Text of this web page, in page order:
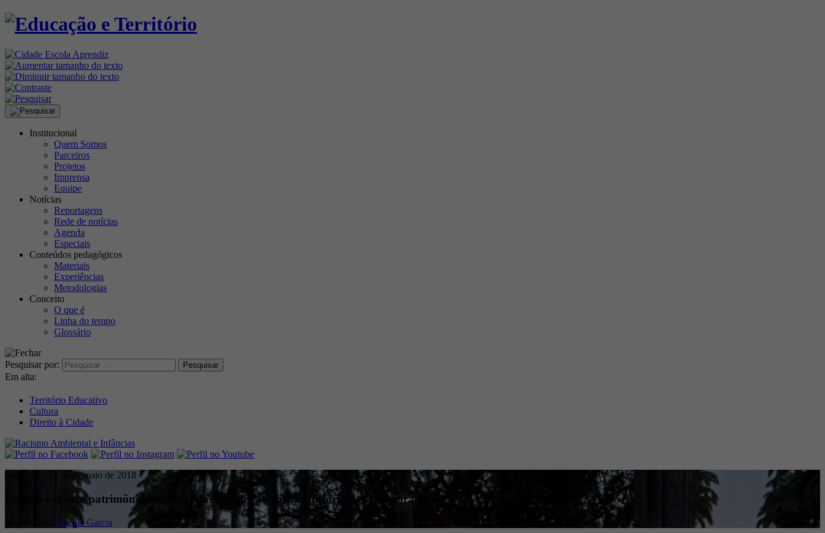
Institucional
Quem Somos
Parceiros
Projetos
Imprensa
Equipe
Notícias
Reportagens
Rede de notícias
Agenda
Especiais
Conteúdos pedagógicos
Materiais
Experiências
Metodologias
Conceito
O que é
Linha do tempo
Glossário
Pesquisar por:
Em alta:
Território Educativo
Cultura
Direito à Cidade
publicado dia 15 de maio de 2018
Projeto valoriza patrimônio imaterial das cidades ao coletar história de seus moradores
Cecília Garcia